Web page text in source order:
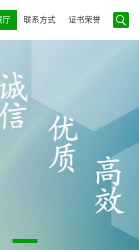
厅 联系方式 证书荣誉